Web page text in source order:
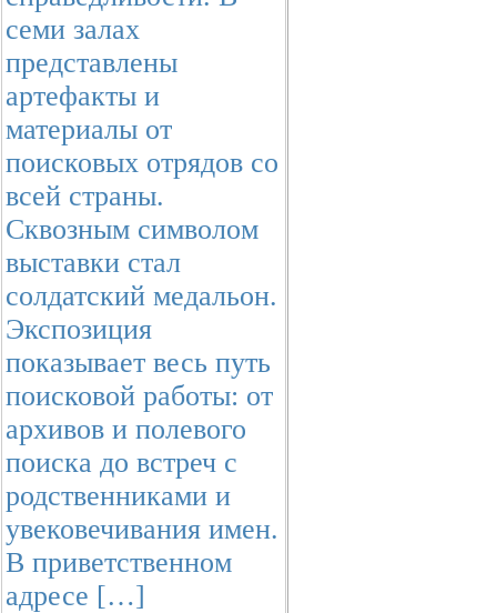
семи залах
представлены
артефакты и
материалы от
поисковых отрядов со
всей страны.
Сквозным символом
выставки стал
солдатский медальон.
Экспозиция
показывает весь путь
поисковой работы: от
архивов и полевого
поиска до встреч с
родственниками и
увековечивания имен.
В приветственном
адресе […]